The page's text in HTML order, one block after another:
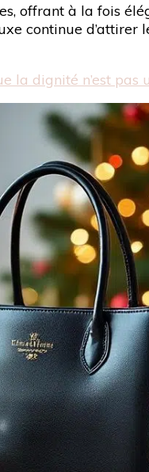
offrant à la fois
continue d’attirer
dignité n’est pas